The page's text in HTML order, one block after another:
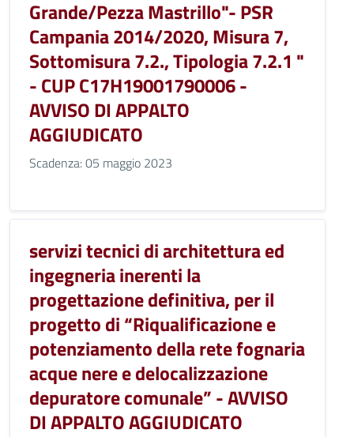
Grande/Pezza Mastrillo"- PSR
Campania 2014/2020, Misura 7,
Sottomisura 7.2., Tipologia 7.2.1 "
- CUP C17H19001790006 -
AVVISO DI APPALTO
AGGIUDICATO
Scadenza: 05 maggio 2023
servizi tecnici di architettura ed
ingegneria inerenti la
progettazione definitiva, per il
progetto di “Riqualificazione e
potenziamento della rete fognaria
acque nere e delocalizzazione
depuratore comunale” - AVVISO
DI APPALTO AGGIUDICATO